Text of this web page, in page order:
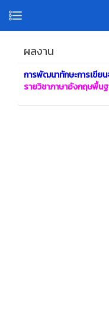
ผลงาน
การพัฒนาทักษะการเขีย
รายวิชาภาษาอังกฤษพื้